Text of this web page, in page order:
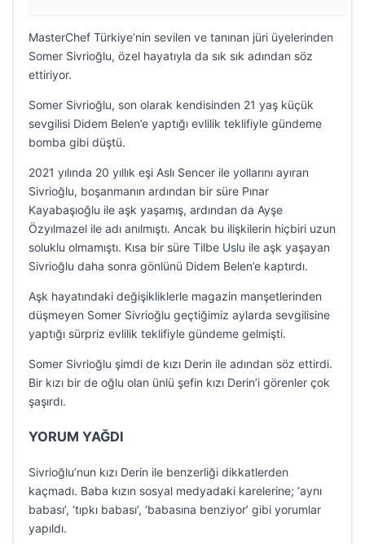
MasterChef Türkiye’nin sevilen ve tanınan jüri üyelerinden
Somer Sivrioğlu, özel hayatıyla da sık sık adından söz
ettiriyor.
Somer Sivrioğlu, son olarak kendisinden 21 yaş küçük
sevgilisi Didem Belen’e yaptığı evlilik teklifiyle gündeme
bomba gibi düştü.
2021 yılında 20 yıllık eşi Aslı Sencer ile yollarını ayıran
Sivrioğlu, boşanmanın ardından bir süre Pınar
Kayabaşıoğlu ile aşk yaşamış, ardından da Ayşe
Özyılmazel ile adı anılmıştı. Ancak bu ilişkilerin hiçbiri uzun
soluklu olmamıştı. Kısa bir süre Tilbe Uslu ile aşk yaşayan
Sivrioğlu daha sonra gönlünü Didem Belen’e kaptırdı.
Aşk hayatındaki değişikliklerle magazin manşetlerinden
düşmeyen Somer Sivrioğlu geçtiğimiz aylarda sevgilisine
yaptığı sürpriz evlilik teklifiyle gündeme gelmişti.
Somer Sivrioğlu şimdi de kızı Derin ile adından söz ettirdi.
Bir kızı bir de oğlu olan ünlü şefin kızı Derin’i görenler çok
şaşırdı.
YORUM YAĞDI
Sivrioğlu’nun kızı Derin ile benzerliği dikkatlerden
kaçmadı. Baba kızın sosyal medyadaki karelerine; ‘aynı
babası’, ‘tıpkı babası’, ‘babasına benziyor’ gibi yorumlar
yapıldı.